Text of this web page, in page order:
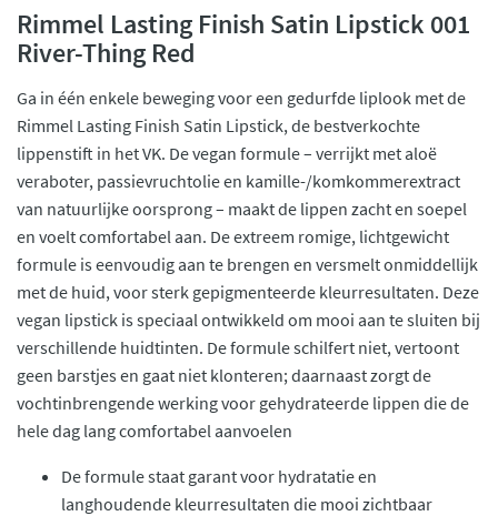
Rimmel Lasting Finish Satin Lipstick 001
River-Thing Red
Ga in één enkele beweging voor een gedurfde liplook met de
Rimmel Lasting Finish Satin Lipstick, de bestverkochte
lippenstift in het VK. De vegan formule – verrijkt met aloë
veraboter, passievruchtolie en kamille-/komkommerextract
van natuurlijke oorsprong – maakt de lippen zacht en soepel
en voelt comfortabel aan. De extreem romige, lichtgewicht
formule is eenvoudig aan te brengen en versmelt onmiddellijk
met de huid, voor sterk gepigmenteerde kleurresultaten. Deze
vegan lipstick is speciaal ontwikkeld om mooi aan te sluiten bij
verschillende huidtinten. De formule schilfert niet, vertoont
geen barstjes en gaat niet klonteren; daarnaast zorgt de
vochtinbrengende werking voor gehydrateerde lippen die de
hele dag lang comfortabel aanvoelen
De formule staat garant voor hydratatie en
langhoudende kleurresultaten die mooi zichtbaar